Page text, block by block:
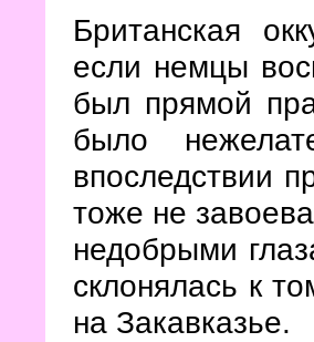
Британская
если немцы
был прямой
было
впоследствии
тоже не
недобрыми
склонялась к
на Закавказье.